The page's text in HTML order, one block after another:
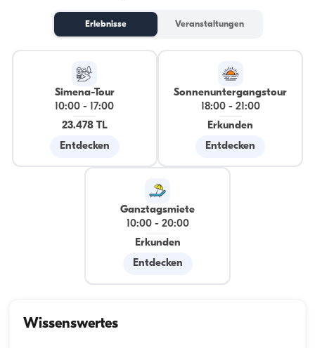
Erlebnisse Veranstaltungen
Simena-Tour
10:00 -
17:00
23.478 TL
Entdecken
Sonnenuntergangstour
18:00- 21:00
Erkunden
Entdecken
Ganztagsmiete
10:00- 20:00
Erkunden
Entdecken
Wissenswertes